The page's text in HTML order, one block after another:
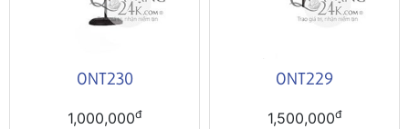
ONT230
1,000,000đ
ONT229
1,500,000đ